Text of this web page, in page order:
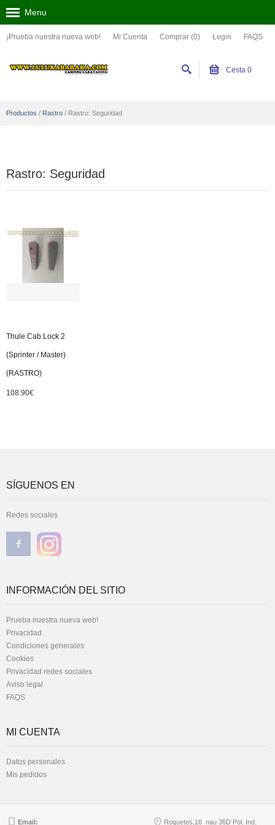
¡Prueba nuestra nueva web! Mi Cuenta Comprar (0) Login FAQS
Menu
Cesta 0
Productos / Rastro / Rastro: Seguridad
Rastro: Seguridad
Thule Cab Lock 2
(Sprinter / Master)
(RASTRO)
108.90€
SÍGUENOS EN
Redes sociales
INFORMACIÓN DEL SITIO
Prueba nuestra nueva web!
Privacidad
Condiciones generales
Cookies
Privacidad redes sociales
Aviso legal
FAQS
MI CUENTA
Datos personales
Mis pedidos
Email: Roquetes,16 nau 36D Pol. Ind.